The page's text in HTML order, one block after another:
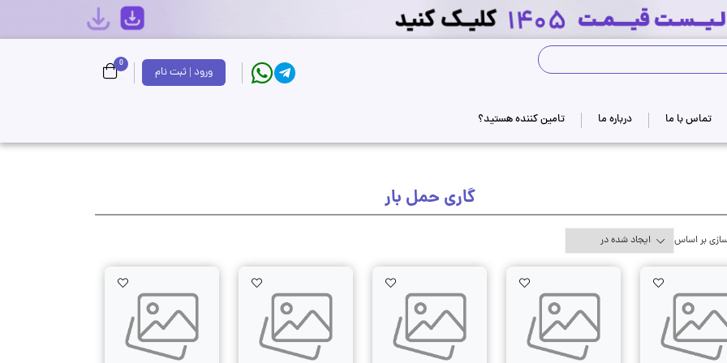
ورود | ثبت نام
0
تماس با ما درباره ما تامین کننده هستید؟
گاری حمل بار
بر اساس
AddToWishlist
AddToWishlist
AddToWishlist
AddToWishlist
AddToWishlist